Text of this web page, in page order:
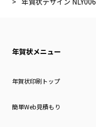
年賀状メニュー
年賀状印刷トップ
簡単Web見積もり